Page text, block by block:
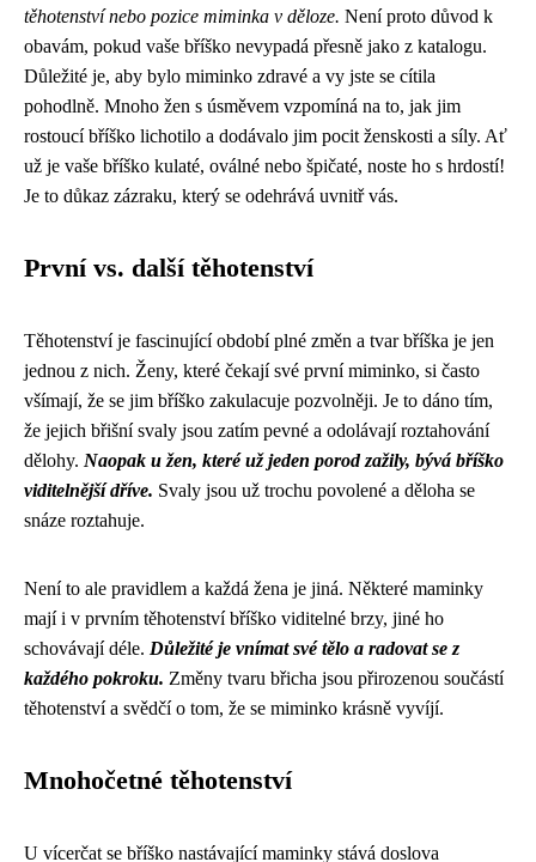
těhotenství nebo pozice miminka v děloze. Není proto důvod k
obavám, pokud vaše bříško nevypadá přesně jako z katalogu.
Důležité je, aby bylo miminko zdravé a vy jste se cítila
pohodlně. Mnoho žen s úsměvem vzpomíná na to, jak jim
rostoucí bříško lichotilo a dodávalo jim pocit ženskosti a síly. Ať
už je vaše bříško kulaté, oválné nebo špičaté, noste ho s hrdostí!
Je to důkaz zázraku, který se odehrává uvnitř vás.
První vs. další těhotenství
Těhotenství je fascinující období plné změn a tvar bříška je jen
jednou z nich. Ženy, které čekají své první miminko, si často
všímají, že se jim bříško zakulacuje pozvolněji. Je to dáno tím,
že jejich břišní svaly jsou zatím pevné a odolávají roztahování
dělohy. Naopak u žen, které už jeden porod zažily, bývá bříško
viditelnější dříve. Svaly jsou už trochu povolené a děloha se
snáze roztahuje.
Není to ale pravidlem a každá žena je jiná. Některé maminky
mají i v prvním těhotenství bříško viditelné brzy, jiné ho
schovávají déle. Důležité je vnímat své tělo a radovat se z
každého pokroku. Změny tvaru břicha jsou přirozenou součástí
těhotenství a svědčí o tom, že se miminko krásně vyvíjí.
Mnohočetné těhotenství
U vícerčat se bříško nastávající maminky stává doslova